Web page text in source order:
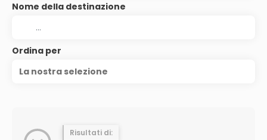
Nome della destinazione
Ordina per
La nostra selezione
Risultati di: